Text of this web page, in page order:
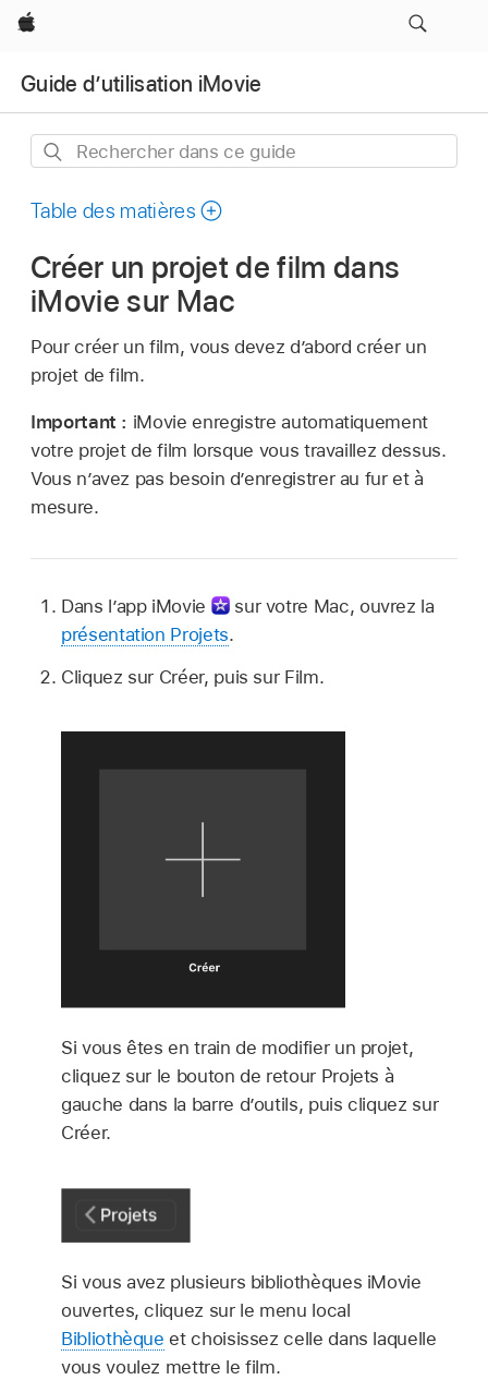
Apple
Guide d’utilisation iMovie
Rechercher
ce
Table des matières
Créer un projet de film dans
iMovie sur Mac
Pour créer un film, vous devez d’abord créer un
projet de film.
Important : iMovie enregistre automatiquement
votre projet de film lorsque vous travaillez dessus.
Vous n’avez pas besoin d’enregistrer au fur et à
mesure.
Dans l’app iMovie
sur votre Mac, ouvrez la
présentation Projets.
Cliquez sur Créer, puis sur Film.
Si vous êtes en train de modifier un projet,
cliquez sur le bouton de retour Projets à
gauche dans la barre d’outils, puis cliquez sur
Créer.
Si vous avez plusieurs bibliothèques iMovie
ouvertes, cliquez sur le menu local
Bibliothèque et choisissez celle dans laquelle
vous voulez mettre le film.